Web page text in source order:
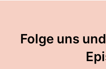
Folge uns